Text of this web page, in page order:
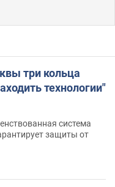
три кольца
технологии"
система
защиты от